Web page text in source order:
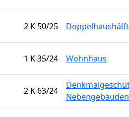
2 K 50/25
1 K 35/24 Wohnhaus
2 K 63/24
Nebengebäuden